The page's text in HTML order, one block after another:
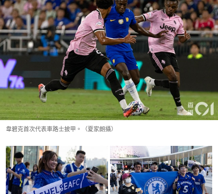
韋碧克首次代表車路士披甲。（夏家朗攝）